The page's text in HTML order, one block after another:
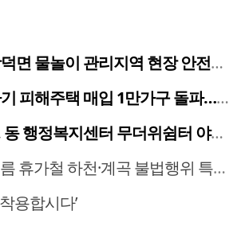
물놀이 관리지역 현장 안전점검 실시
주택 매입 1만가구 돌파…피해 인정도 4만건 넘어
정복지센터 무더위쉼터 야간·주말 운영
휴가철 하천·계곡 불법행위 특별단속
용합시다’